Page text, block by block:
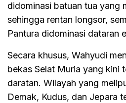
didominasi batuan tua yang
sehingga rentan longsor,
Pantura didominasi dataran
Secara khusus, Wahyudi
bekas Selat Muria yang kini
daratan. Wilayah yang
Demak, Kudus, dan Jepara